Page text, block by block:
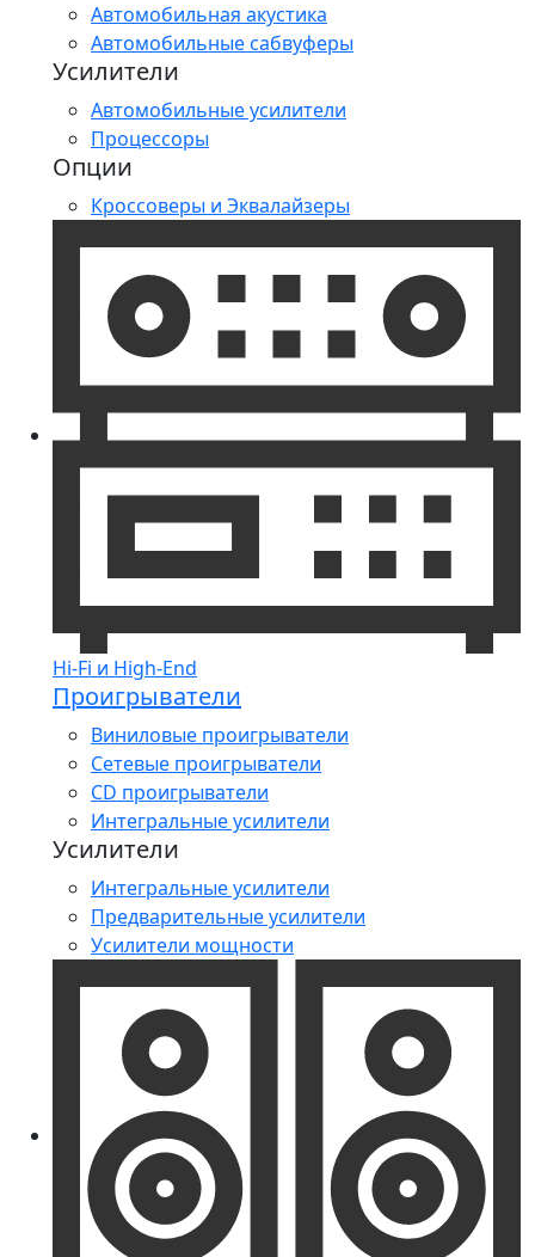
Автомобильная акустика
Автомобильные сабвуферы
Усилители
Автомобильные усилители
Процессоры
Опции
Кроссоверы и Эквалайзеры
Hi-Fi и High-End
Проигрыватели
Виниловые проигрыватели
Сетевые проигрыватели
CD проигрыватели
Интегральные усилители
Усилители
Интегральные усилители
Предварительные усилители
Усилители мощности